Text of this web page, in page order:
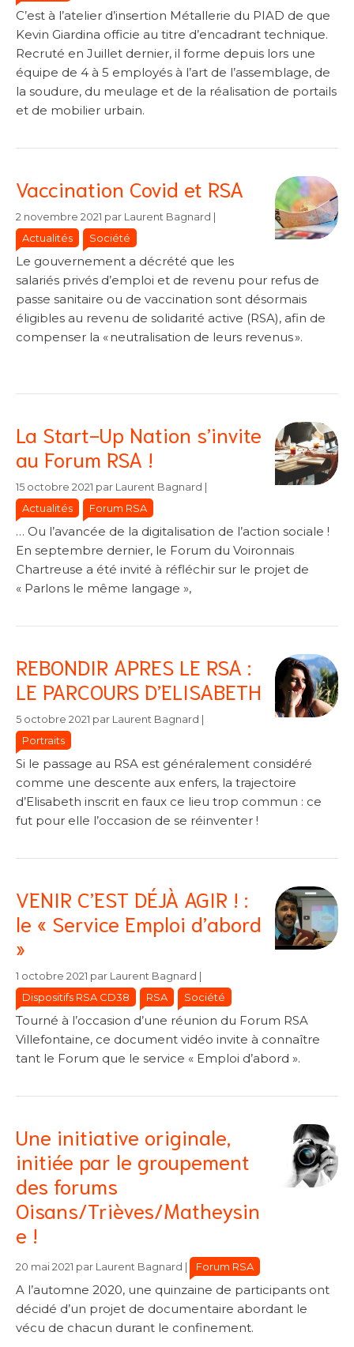
C’est à l’atelier d’insertion Métallerie du PIAD de que
Kevin Giardina officie au titre d’encadrant technique.
Recruté en Juillet dernier, il forme depuis lors une
équipe de 4 à 5 employés à l’art de l’assemblage, de
la soudure, du meulage et de la réalisation de portails
et de mobilier urbain.
Vaccination Covid et RSA
2 novembre 2021 par Laurent Bagnard
Actualités Société
Le gouvernement a décrété que les
salariés privés d’emploi et de revenu pour refus de
passe sanitaire ou de vaccination sont désormais
éligibles au revenu de solidarité active (RSA), afin de
compenser la « neutralisation de leurs revenus ».
La Start-Up Nation s’invite
au Forum RSA !
15 octobre 2021 par Laurent Bagnard
Actualités Forum RSA
… Ou l’avancée de la digitalisation de l’action sociale !
En septembre dernier, le Forum du Voironnais
Chartreuse a été invité à réfléchir sur le projet de
« Parlons le même langage »,
REBONDIR APRES LE RSA :
LE PARCOURS D’ELISABETH
5 octobre 2021 par Laurent Bagnard
Portraits
Si le passage au RSA est généralement considéré
comme une descente aux enfers, la trajectoire
d’Elisabeth inscrit en faux ce lieu trop commun : ce
fut pour elle l’occasion de se réinventer !
VENIR C’EST DÉJÀ AGIR ! :
le « Service Emploi d’abord
»
1 octobre 2021 par Laurent Bagnard
Dispositifs RSA CD38 RSA Société
Tourné à l’occasion d’une réunion du Forum RSA
Villefontaine, ce document vidéo invite à connaître
tant le Forum que le service « Emploi d’abord ».
Une initiative originale,
initiée par le groupement
des forums
Oisans/Trièves/Matheysin
e !
20 mai 2021 par Laurent Bagnard Catégories
Catégories
Forum RSA
A l’automne 2020, une quinzaine de participants ont
décidé d’un projet de documentaire abordant le
vécu de chacun durant le confinement.